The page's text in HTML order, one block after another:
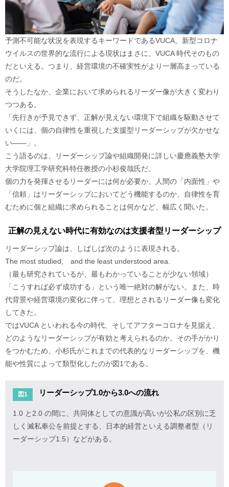
予測不可能な状況を表現するキーワードであるVUCA。新型コロナ
ウイルスの世界的な流行による現状はまさに、VUCA 時代そのもの
だといえる。つまり、経営環境の不確実性がより一層高まっている
のだ。
そうしたなか、企業において求められるリーダー像が大きく変わり
つつある。
「先行きが予見できず、正解が見えない環境下で組織を駆動させて
いくには、個の自律性を重視した支援型リーダーシップが欠かせな
い――」。
こう語るのは、リーダーシップ論や組織開発に詳しい慶應義塾大学
大学院理工学研究科特任教授の小杉俊哉氏だ。
個の力を発揮させるリーダーには何が必要か、人間の「内面性」や
「信頼」はリーダーシップにおいてどう機能するのか、自律性を育
むために個と組織に求められることは何かなど、幅広く聞いた。
正解の見えない時代に有効なのは支援者型リーダーシップ
リーダーシップ論は、しばしば次のように表現される。
The most studied, and the least understood area.
（最も研究されているが、最もわかっていることが少ない領域）
「こうすれば必ず成功する」という唯一絶対の解がない。また、時
代背景や経営環境の変化に伴って、理想とされるリーダー像も変化
してきた。
ではVUCA といわれる今の時代、そしてアフターコロナを見据え、
どのようなリーダーシップが有効と考えられるのか。その手がかり
をつかむため、小杉氏がこれまでの代表的なリーダーシップを、機
能や性質によって類型化したのが図1である。
図1 リーダーシップ1.0から3.0への流れ
1.0 と2.0 の間に、共同体としての意識が高いが公私の区別に乏
しく滅私奉公を前提とする、日本的経営といえる調整者型（リ
ーダーシップ1.5）などがある。